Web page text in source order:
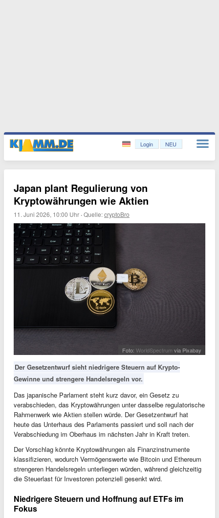
Login NEU
Japan plant Regulierung von
Kryptowährungen wie Aktien
11. Juni 2026, 10:00 Uhr ·Quelle:cryptoBro
Foto: WorldSpectrum via Pixabay
Der Gesetzentwurf sieht niedrigere Steuern auf Krypto-
Gewinne und strengere Handelsregeln vor.
Das japanische Parlament steht kurz davor, ein Gesetz zu
verabschieden, das Kryptowährungen unter dasselbe regulatorische
Rahmenwerk wie Aktien stellen würde. Der Gesetzentwurf hat
heute das Unterhaus des Parlaments passiert und soll nach der
Verabschiedung im Oberhaus im nächsten Jahr in Kraft treten.
Der Vorschlag könnte Kryptowährungen als Finanzinstrumente
klassifizieren, wodurch Vermögenswerte wie Bitcoin und Ethereum
strengeren Handelsregeln unterliegen würden, während gleichzeitig
die Steuerlast für Investoren potenziell gesenkt wird.
Niedrigere Steuern und Hoffnung auf ETFs im
Fokus